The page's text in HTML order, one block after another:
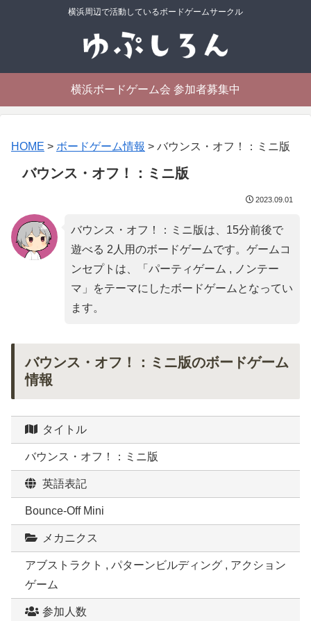
横浜周辺で活動しているボードゲームサークル
横浜ボードゲーム会 参加者募集中
HOME > ボードゲーム情報 > バウンス・オフ！：ミニ版
バウンス・オフ！：ミニ版
2023.09.01
バウンス・オフ！：ミニ版は、15分前後で
遊べる 2人用のボードゲームです。ゲームコ
ンセプトは、「 パーティゲーム , ノンテー
マ 」をテーマにしたボードゲームとなってい
ます。
バウンス・オフ！：ミニ版のボードゲーム
情報
タイトル
バウンス・オフ！：ミニ版
英語表記
Bounce-Off Mini
メカニクス
アブストラクト , パターンビルディング , アクション
ゲーム
参加人数